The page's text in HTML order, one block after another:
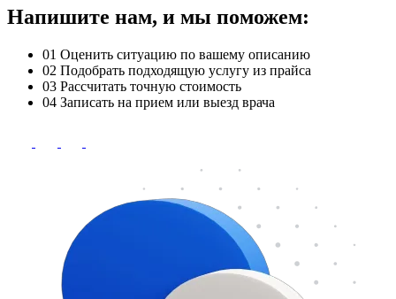
Напишите нам, и мы поможем:
01 Оценить ситуацию по вашему описанию
02 Подобрать подходящую услугу из прайса
03 Рассчитать точную стоимость
04 Записать на прием или выезд врача